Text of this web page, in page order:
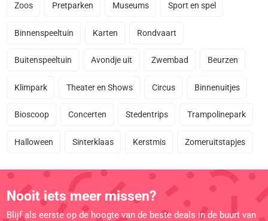
Zoos Pretparken Museums Sport en spel
Binnenspeeltuin Karten Rondvaart
Buitenspeeltuin Avondje uit Zwembad Beurzen
Klimpark Theater en Shows Circus Binnenuitjes
Bioscoop Concerten Stedentrips Trampolinepark
Halloween Sinterklaas Kerstmis Zomeruitstapjes
Nooit iets meer missen?
Blijf als eerste op de hoogte van de beste deals in de buurt van